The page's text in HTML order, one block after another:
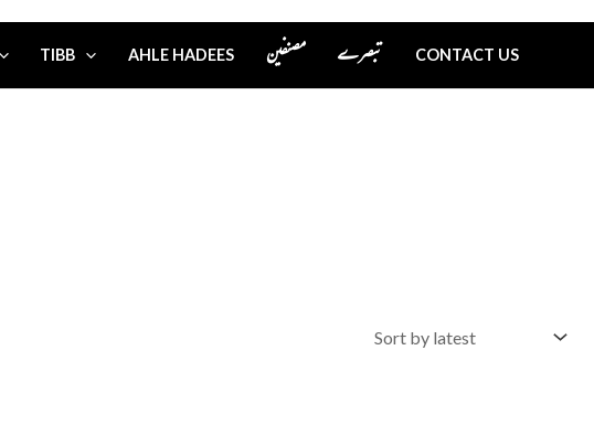
TIBB AHLE HADEES مصنفین تبصرے CONTACT US